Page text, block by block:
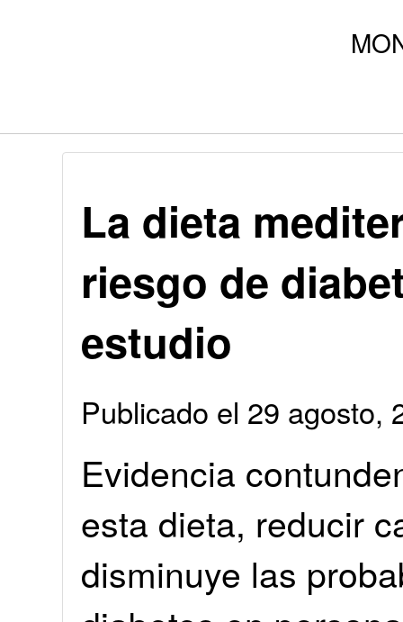
La dieta
riesgo de
estudio
Publicado el 29 agosto,
Evidencia
esta dieta, reducir
disminuye las